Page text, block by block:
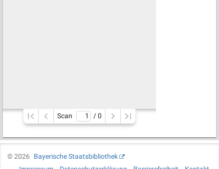
Scan / 0
©2026
Bayerische Staatsbibliothek